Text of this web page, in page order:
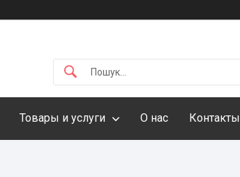
Товары и услуги О нас Контакты